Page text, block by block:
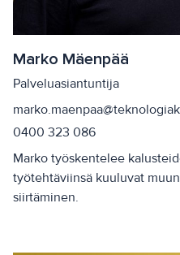
Marko Mäenpää
Palveluasiantuntija
0400 323 086
Marko työskentelee
työtehtäviinsä kuuluvat
siirtäminen.